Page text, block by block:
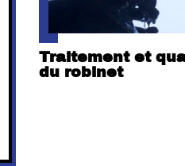
Traitement et
du robinet